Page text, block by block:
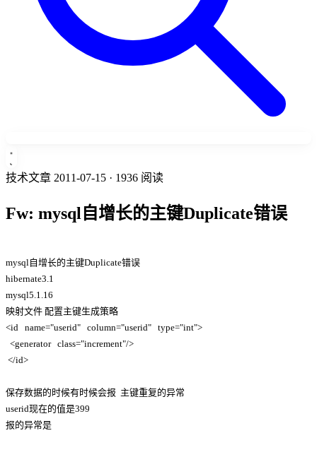
技术文章 2011-07-15 · 1936 阅读
Fw: mysql自增长的主键Duplicate错误
mysql自增长的主键Duplicate错误
hibernate3.1
mysql5.1.16
映射文件 配置主键生成策略
<id name="userid" column="userid" type="int">
<generator class="increment"/>
</id>
保存数据的时候有时候会报 主键重复的异常
userid现在的值是399
报的异常是